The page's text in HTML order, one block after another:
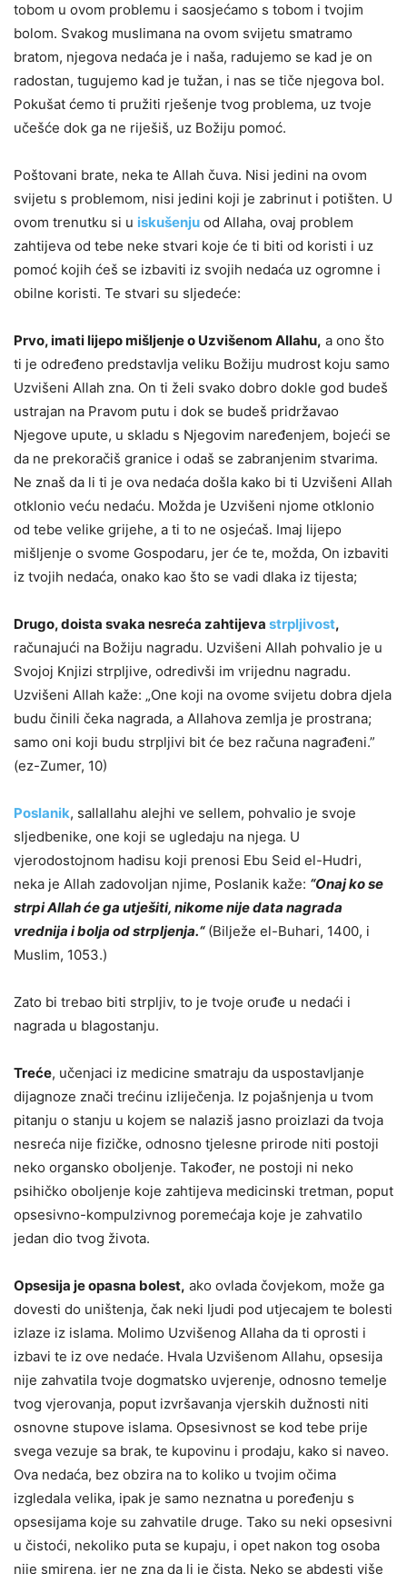
tobom u ovom problemu i saosjećamo s tobom i tvojim
bolom. Svakog muslimana na ovom svijetu smatramo
bratom, njegova nedaća je i naša, radujemo se kad je on
radostan, tugujemo kad je tužan, i nas se tiče njegova bol.
Pokušat ćemo ti pružiti rješenje tvog problema, uz tvoje
učešće dok ga ne riješiš, uz Božiju pomoć.
Poštovani brate, neka te Allah čuva. Nisi jedini na ovom
svijetu s problemom, nisi jedini koji je zabrinut i potišten. U
ovom trenutku si u iskušenju od Allaha, ovaj problem
zahtijeva od tebe neke stvari koje će ti biti od koristi i uz
pomoć kojih ćeš se izbaviti iz svojih nedaća uz ogromne i
obilne koristi. Te stvari su sljedeće:
Prvo, imati lijepo mišljenje o Uzvišenom Allahu, a ono što
ti je određeno predstavlja veliku Božiju mudrost koju samo
Uzvišeni Allah zna. On ti želi svako dobro dokle god budeš
ustrajan na Pravom putu i dok se budeš pridržavao
Njegove upute, u skladu s Njegovim naređenjem, bojeći se
da ne prekoračiš granice i odaš se zabranjenim stvarima.
Ne znaš da li ti je ova nedaća došla kako bi ti Uzvišeni Allah
otklonio veću nedaću. Možda je Uzvišeni njome otklonio
od tebe velike grijehe, a ti to ne osjećaš. Imaj lijepo
mišljenje o svome Gospodaru, jer će te, možda, On izbaviti
iz tvojih nedaća, onako kao što se vadi dlaka iz tijesta;
Drugo, doista svaka nesreća zahtijeva strpljivost,
računajući na Božiju nagradu. Uzvišeni Allah pohvalio je u
Svojoj Knjizi strpljive, odredivši im vrijednu nagradu.
Uzvišeni Allah kaže: „One koji na ovome svijetu dobra djela
budu činili čeka nagrada, a Allahova zemlja je prostrana;
samo oni koji budu strpljivi bit će bez računa nagrađeni.”
(ez-Zumer, 10)
Poslanik, sallallahu alejhi ve sellem, pohvalio je svoje
sljedbenike, one koji se ugledaju na njega. U
vjerodostojnom hadisu koji prenosi Ebu Seid el-Hudri,
neka je Allah zadovoljan njime, Poslanik kaže: “Onaj ko se
strpi Allah će ga utješiti, nikome nije data nagrada
vrednija i bolja od strpljenja.“(Bilježe el-Buhari, 1400, i
Muslim, 1053.)
Zato bi trebao biti strpljiv, to je tvoje oruđe u nedaći i
nagrada u blagostanju.
Treće, učenjaci iz medicine smatraju da uspostavljanje
dijagnoze znači trećinu izliječenja. Iz pojašnjenja u tvom
pitanju o stanju u kojem se nalaziš jasno proizlazi da tvoja
nesreća nije fizičke, odnosno tjelesne prirode niti postoji
neko organsko oboljenje. Također, ne postoji ni neko
psihičko oboljenje koje zahtijeva medicinski tretman, poput
opsesivno-kompulzivnog poremećaja koje je zahvatilo
jedan dio tvog života.
Opsesija je opasna bolest, ako ovlada čovjekom, može ga
dovesti do uništenja, čak neki ljudi pod utjecajem te bolesti
izlaze iz islama. Molimo Uzvišenog Allaha da ti oprosti i
izbavi te iz ove nedaće. Hvala Uzvišenom Allahu, opsesija
nije zahvatila tvoje dogmatsko uvjerenje, odnosno temelje
tvog vjerovanja, poput izvršavanja vjerskih dužnosti niti
osnovne stupove islama. Opsesivnost se kod tebe prije
svega vezuje sa brak, te kupovinu i prodaju, kako si naveo.
Ova nedaća, bez obzira na to koliko u tvojim očima
izgledala velika, ipak je samo neznatna u poređenju s
opsesijama koje su zahvatile druge. Tako su neki opsesivni
u čistoći, nekoliko puta se kupaju, i opet nakon tog osoba
nije smirena, jer ne zna da li je čista. Neko se abdesti više